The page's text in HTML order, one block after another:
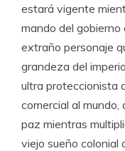
estará vigente
mando del
extraño personaje
grandeza del
ultra proteccionista
comercial al
paz mientras
viejo sueño colonial